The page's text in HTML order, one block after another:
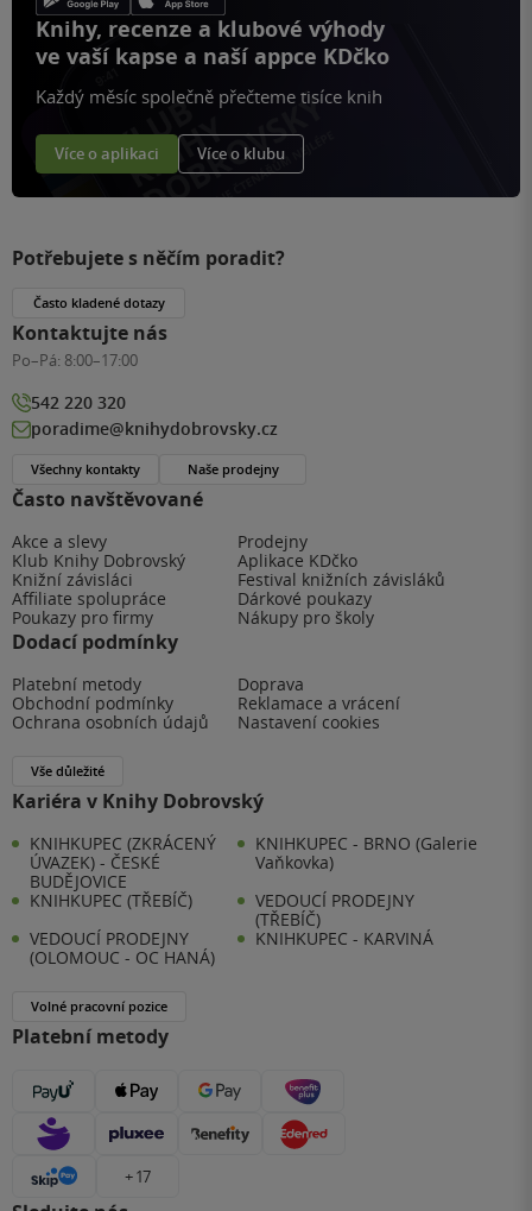
Knihy, recenze a klubové výhody
ve vaší kapse a naší appce KDčko
Každý měsíc společně přečteme tisíce knih
Více o aplikaci Více o klubu
Často navštěvované
Akce a slevy
Prodejny
Klub Knihy Dobrovský
Aplikace KDčko
Knižní závisláci
Festival knižních závisláků
Affiliate spolupráce
Dárkové poukazy
Poukazy pro firmy
Nákupy pro školy
Dodací podmínky
Platební metody
Doprava
Obchodní podmínky
Reklamace a vrácení
Ochrana osobních údajů
Nastavení cookies
Vše důležité
Kariéra v Knihy Dobrovský
KNIHKUPEC (ZKRÁCENÝ
ÚVAZEK) - ČESKÉ
BUDĚJOVICE
KNIHKUPEC - BRNO (Galerie
Vaňkovka)
KNIHKUPEC (TŘEBÍČ)
VEDOUCÍ PRODEJNY
(TŘEBÍČ)
VEDOUCÍ PRODEJNY
(OLOMOUC - OC HANÁ)
KNIHKUPEC - KARVINÁ
Volné pracovní pozice
Platební metody
+ 17
Potřebujete s něčím poradit?
Často kladené dotazy
Kontaktujte nás
Po–Pá: 8:00–17:00
542 220 320
poradime@knihydobrovsky.cz
Všechny kontakty Naše prodejny